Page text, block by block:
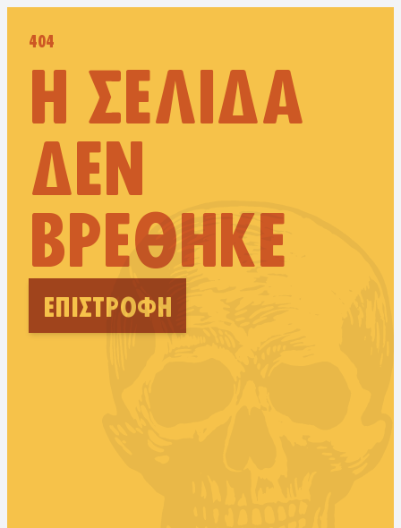
404
Η ΣΕΛΊΔΑ
ΔΕΝ
ΒΡΈΘΗΚΕ
ΕΠΙΣΤΡΟΦΉ